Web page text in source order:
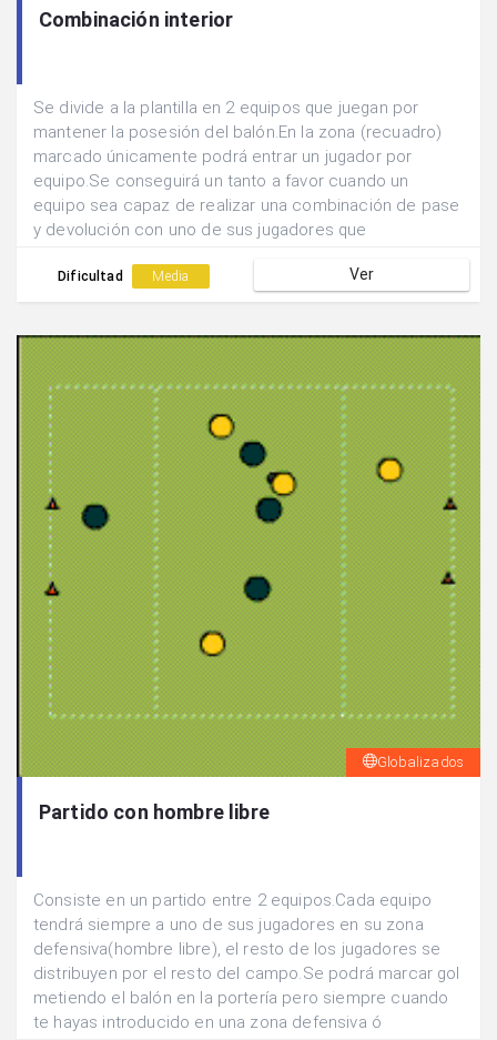
Combinación interior
Se divide a la plantilla en 2 equipos que juegan por
mantener la posesión del balón.En la zona (recuadro)
marcado únicamente podrá entrar un jugador por
equipo.Se conseguirá un tanto a favor cuando un
equipo sea capaz de realizar una combinación de pase
y devolución con uno de sus jugadores que
permanecer en la zona de marca.
Dificultad Media Ver
Globalizados
Partido con hombre libre
Consiste en un partido entre 2 equipos.Cada equipo
tendrá siempre a uno de sus jugadores en su zona
defensiva(hombre libre), el resto de los jugadores se
distribuyen por el resto del campo.Se podrá marcar gol
metiendo el balón en la portería pero siempre cuando
te hayas introducido en una zona defensiva ó